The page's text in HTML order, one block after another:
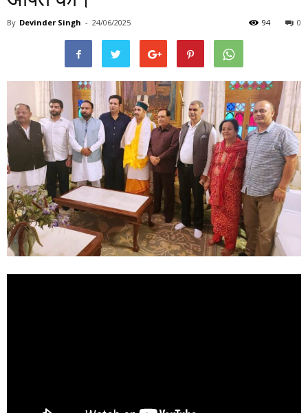
By Devinder Singh - 24/06/2025 0
94